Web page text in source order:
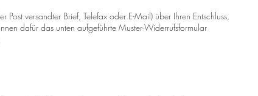
Post versandter Brief, Telefax oder E-Mail) über Ihren Entschluss,
dafür das unten aufgeführte Muster-Widerrufsformular